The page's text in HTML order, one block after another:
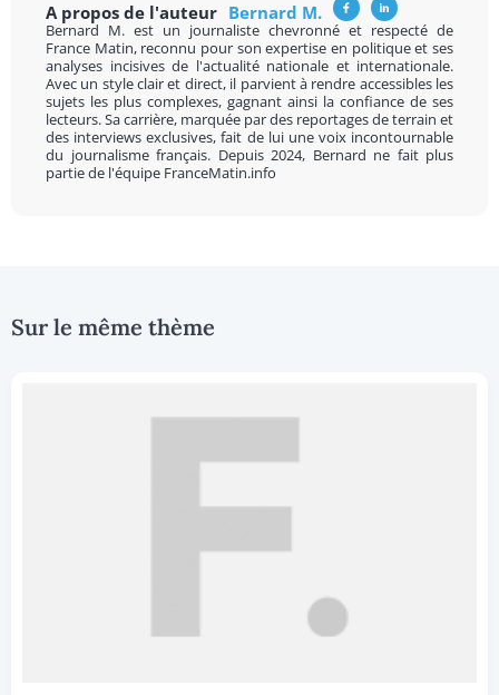
A propos de l'auteur Bernard M.
Bernard M. est un journaliste chevronné et respecté de
France Matin, reconnu pour son expertise en politique et ses
analyses incisives de l'actualité nationale et internationale.
Avec un style clair et direct, il parvient à rendre accessibles les
sujets les plus complexes, gagnant ainsi la confiance de ses
lecteurs. Sa carrière, marquée par des reportages de terrain et
des interviews exclusives, fait de lui une voix incontournable
du journalisme français. Depuis 2024, Bernard ne fait plus
partie de l'équipe FranceMatin.info
Sur le même thème